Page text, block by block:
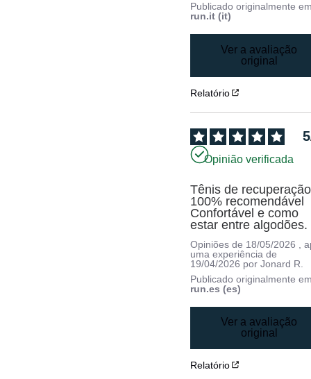
Publicado originalmente
run.it (it)
Ver a avaliação
original
Relatório
5
Opinião verificada
Tênis de recuperação
100% recomendável
Confortável e como
estar entre algodões.
Opiniões de 18/05/2026
,
uma experiência de
19/04/2026 porJonard R.
Publicado originalmente
run.es (es)
Ver a avaliação
original
Relatório